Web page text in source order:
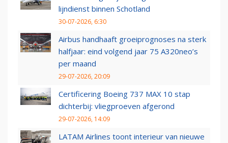
lijndienst binnen Schotland
30-07-2026, 6:30
Airbus handhaaft groeiprognoses na sterk
halfjaar: eind volgend jaar 75 A320neo’s
per maand
29-07-2026, 20:09
Certificering Boeing 737 MAX 10 stap
dichterbij: vliegproeven afgerond
29-07-2026, 14:09
LATAM Airlines toont interieur van nieuwe